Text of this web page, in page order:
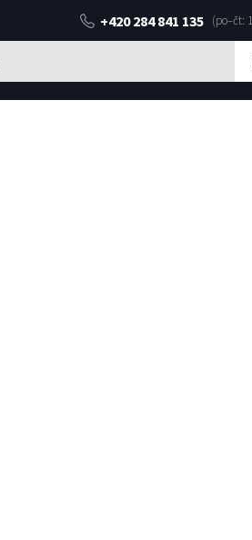
+420 284 841 135